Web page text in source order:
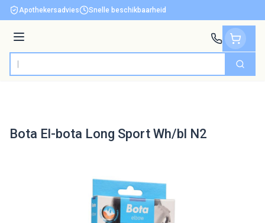
Ga naar de inhoud
Apothekersadvies Snelle beschikbaarheid
Menu
Product, merk, categorie... Zoek
Bota El-bota Long Sport Wh/bl N2